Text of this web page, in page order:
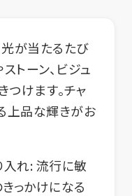
光が当たるたび
トーン、ビジュ
つけます。チャ
上品な輝きがお
入れ:流行に敏
っかけになる